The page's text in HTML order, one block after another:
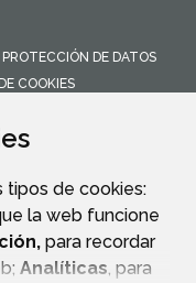
tipos de cookies:
la web funcione
para recordar
Analíticas, para
PROTECCIÓN DE DATOS
COOKIES